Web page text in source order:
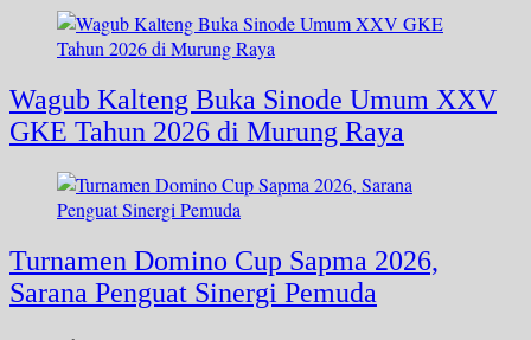
Wagub Kalteng Buka Sinode Umum XXV
GKE Tahun 2026 di Murung Raya
Turnamen Domino Cup Sapma 2026,
Sarana Penguat Sinergi Pemuda